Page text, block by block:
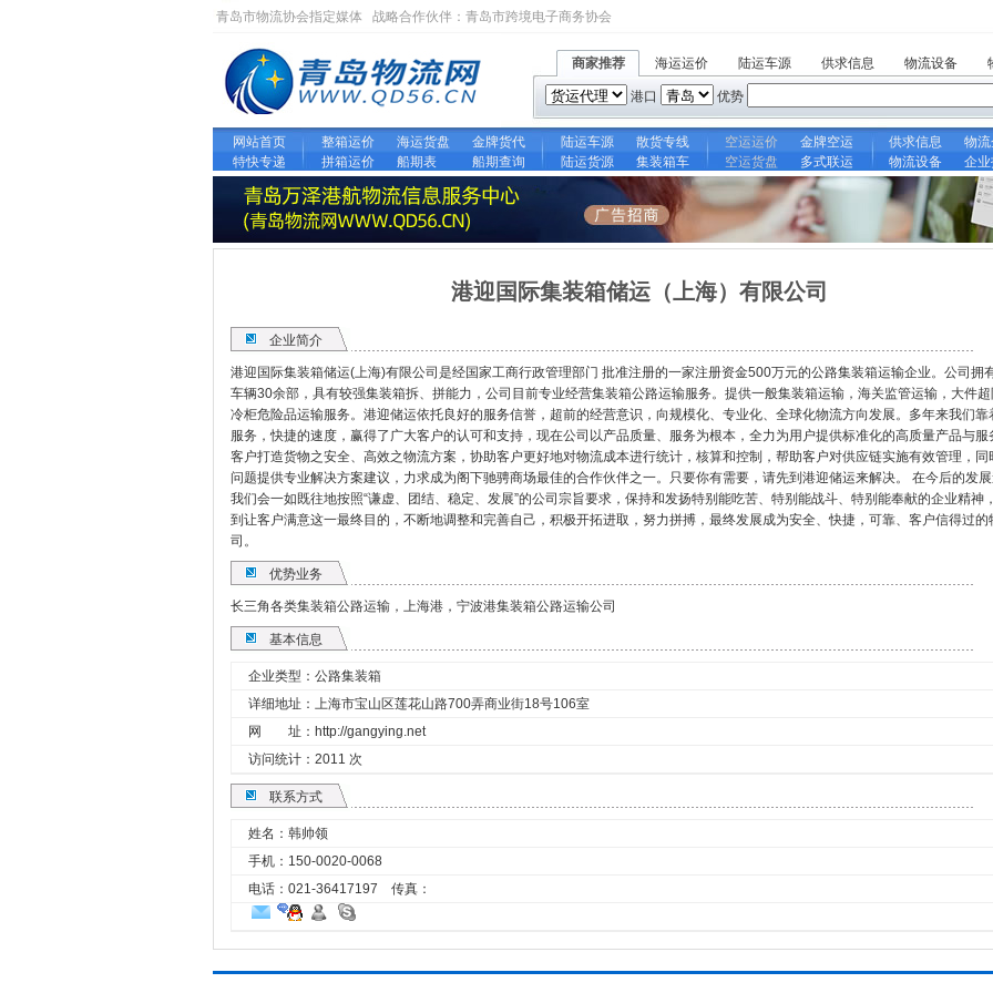
青岛市物流协会指定媒体 战略合作伙伴： 青岛市跨境电子商务协会
商家推荐 海运运价 陆运车源 供求信息 物流设备
港口 优势
网站首页 整箱运价 海运货盘 金牌货代 陆运车源 散货专线 空运运价 金牌空运 供求信息 物流
特快专递
拼箱运价 船期表 船期查询 陆运货源 集装箱车 空运货盘 多式联运 物流设备 企
港迎国际集装箱储运（上海）有限公司
企业简介
港迎国际集装箱储运(上海)有限公司是经国家工商行政管理部门 批准注册的一家注册资金500万元的公路集装箱运输企业。公司拥
车辆30余部，具有较强集装箱拆、拼能力，公司目前专业经营集装箱公路运输服务。提供一般集装箱运输，海关监管运输，大件超
冷柜危险品运输服务。港迎储运依托良好的服务信誉，超前的经营意识，向规模化、专业化、全球化物流方向发展。多年来我们靠
服务，快捷的速度，赢得了广大客户的认可和支持，现在公司以产品质量、服务为根本，全力为用户提供标准化的高质量产品与服
客户打造货物之安全、高效之物流方案，协助客户更好地对物流成本进行统计，核算和控制，帮助客户对供应链实施有效管理，同
问题提供专业解决方案建议，力求成为阁下驰骋商场最佳的合作伙伴之一。只要你有需要，请先到港迎储运来解决。 在今后的发展
我们会一如既往地按照“谦虚、团结、稳定、发展”的公司宗旨要求，保持和发扬特别能吃苦、特别能战斗、特别能奉献的企业精神
到让客户满意这一最终目的，不断地调整和完善自己，积极开拓进取，努力拼搏，最终发展成为安全、快捷，可靠、客户信得过的
司。
优势业务
长三角各类集装箱公路运输，上海港，宁波港集装箱公路运输公司
基本信息
企业类型：公路集装箱
详细地址：上海市宝山区莲花山路700弄商业街18号106室
网 址： http://gangying.net
访问统计：2011 次
联系方式
姓名：韩帅领
手机： 150-0020-0068
电话：021-36417197 传真：